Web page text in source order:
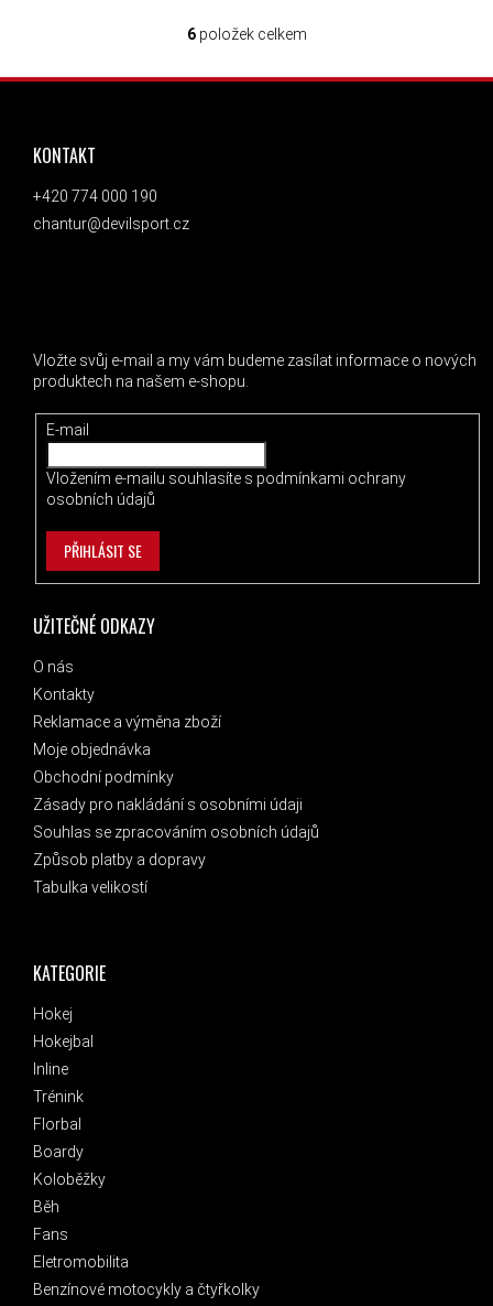
OVLÁDACÍ PRVKY VÝPISU
6položek celkem
ZÁPATÍ
KATEGORIE
Hokej
Hokejbal
Inline
Trénink
Florbal
Boardy
Koloběžky
Běh
Fans
Eletromobilita
Benzínové motocykly a čtyřkolky
UŽITEČNÉ ODKAZY
O nás
Kontakty
Reklamace a výměna zboží
Moje objednávka
Obchodní podmínky
Zásady pro nakládání s osobními údaji
Souhlas se zpracováním osobních údajů
Způsob platby a dopravy
Tabulka velikostí
KONTAKT
+420 774 000 190
chantur@devilsport.cz
Vložte svůj e-mail a my vám budeme zasílat informace o nových
produktech na našem e-shopu.
E-mail
Vložením e-mailu souhlasíte s podmínkami ochrany
osobních údajů
PŘIHLÁSIT SE